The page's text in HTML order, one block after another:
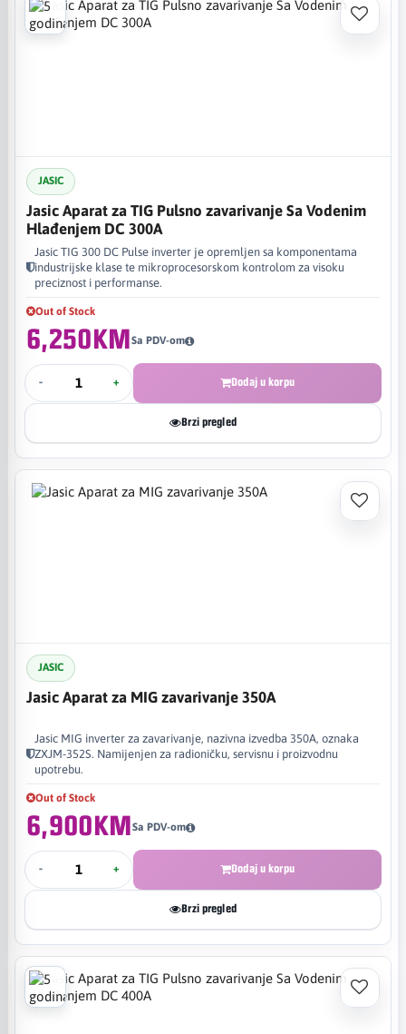
JASIC
Jasic Aparat za TIG Pulsno zavarivanje Sa Vodenim
Hlađenjem DC 300A
Jasic TIG 300 DC Pulse inverter je opremljen sa komponentama
industrijske klase te mikroprocesorskom kontrolom za visoku
preciznost i performanse.
Out of Stock
6,250KMSa PDV-om
- + Dodaj u korpu
Brzi pregled
JASIC
Jasic Aparat za MIG zavarivanje 350A
Jasic MIG inverter za zavarivanje, nazivna izvedba 350A, oznaka
ZXJM-352S. Namijenjen za radioničku, servisnu i proizvodnu
upotrebu.
Out of Stock
6,900KMSa PDV-om
- + Dodaj u korpu
Brzi pregled